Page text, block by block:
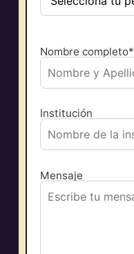
Nombre completo*
Institución
Mensaje